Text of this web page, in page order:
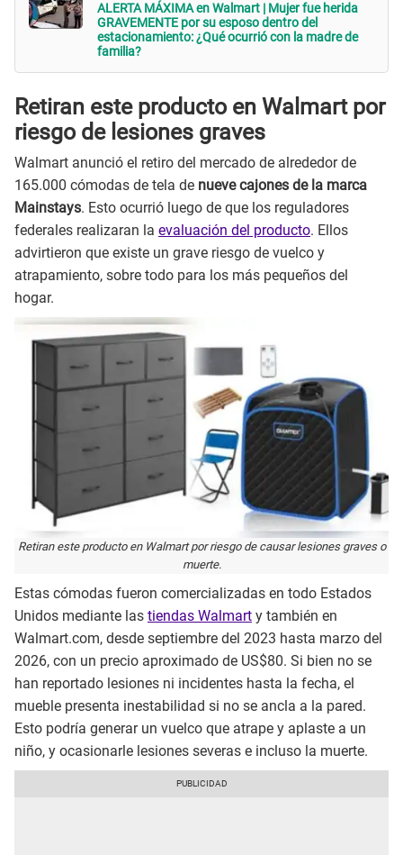
ALERTA MÁXIMA en Walmart | Mujer fue herida
GRAVEMENTE por su esposo dentro del
estacionamiento: ¿Qué ocurrió con la madre de
familia?
Retiran este producto en Walmart por
riesgo de lesiones graves
Walmart anunció el retiro del mercado de alrededor de
165.000 cómodas de tela de nueve cajones de la marca
Mainstays. Esto ocurrió luego de que los reguladores
federales realizaran la evaluación del producto. Ellos
advirtieron que existe un grave riesgo de vuelco y
atrapamiento, sobre todo para los más pequeños del
hogar.
Retiran este producto en Walmart por riesgo de causar lesiones graves o
muerte.
Estas cómodas fueron comercializadas en todo Estados
Unidos mediante las tiendas Walmart y también en
Walmart.com, desde septiembre del 2023 hasta marzo del
2026, con un precio aproximado de US$80. Si bien no se
han reportado lesiones ni incidentes hasta la fecha, el
mueble presenta inestabilidad si no se ancla a la pared.
Esto podría generar un vuelco que atrape y aplaste a un
niño, y ocasionarle lesiones severas e incluso la muerte.